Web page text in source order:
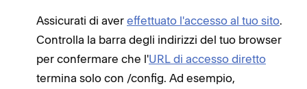
Assicurati di aver effettuato l'accesso al tuo sito.
Controlla la barra degli indirizzi del tuo browser
per confermare che l'URL di accesso diretto
termina solo con /config. Ad esempio,